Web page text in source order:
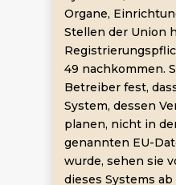
Organe,
Stellen der Union
49 nachkommen.
Betreiber fest,
System, dessen
planen, nicht in
genannten EU-
wurde, sehen sie
dieses Systems